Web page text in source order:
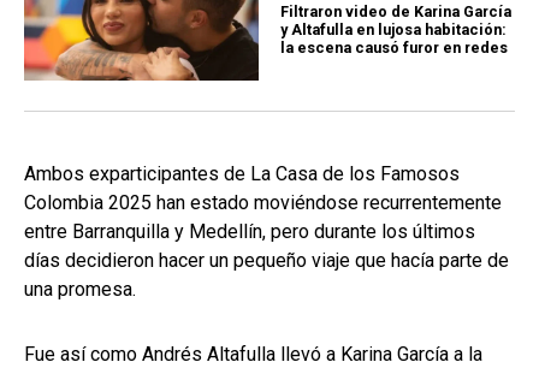
Filtraron video de Karina García
y Altafulla en lujosa habitación:
la escena causó furor en redes
Ambos exparticipantes de La Casa de los Famosos
Colombia 2025 han estado moviéndose recurrentemente
entre Barranquilla y Medellín, pero durante los últimos
días decidieron hacer un pequeño viaje que hacía parte de
una promesa.
Fue así como Andrés Altafulla llevó a Karina García a la